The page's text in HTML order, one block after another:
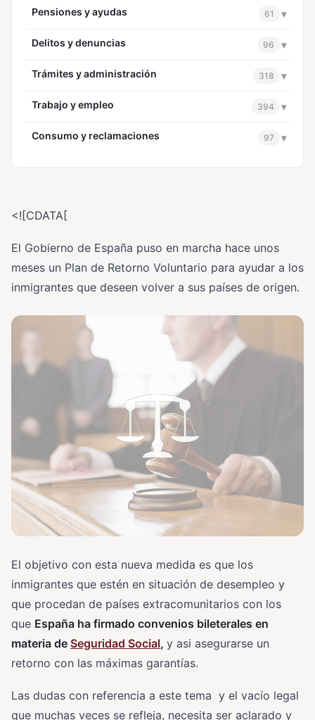
Pensiones y ayudas 61 ▾
Delitos y denuncias 96 ▾
Trámites y administración 318 ▾
Trabajo y empleo 394 ▾
Consumo y reclamaciones 97 ▾
<![CDATA[
El Gobierno de España puso en marcha hace unos
meses un Plan de Retorno Voluntario para ayudar a los
inmigrantes que deseen volver a sus países de origen.
El objetivo con esta nueva medida es que los
inmigrantes que estén en situación de desempleo y
que procedan de países extracomunitarios con los
que España ha firmado convenios bileterales en
materia de Seguridad Social, y asi asegurarse un
retorno con las máximas garantías.
Las dudas con referencia a este tema y el vacío legal
que muchas veces se refleja, necesita ser aclarado y